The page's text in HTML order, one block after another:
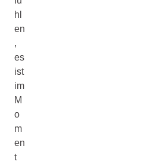
hl
en
,
es
ist
im
M
o
m
en
t